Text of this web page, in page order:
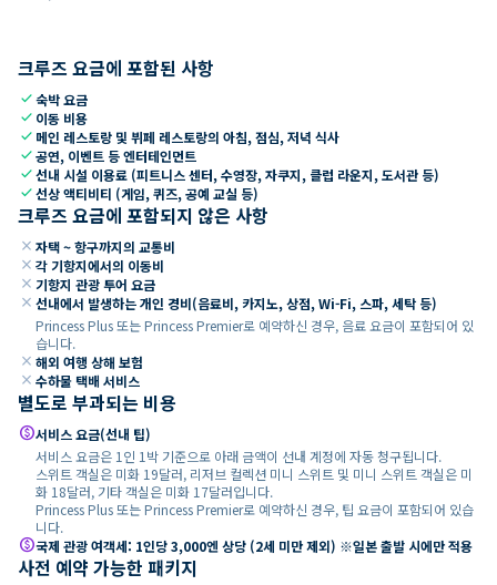
크루즈 요금에 포함된 사항
check숙박 요금
check 이동 비용
check 메인 레스토랑 및 뷔페 레스토랑의 아침, 점심, 저녁 식사
check공연, 이벤트 등 엔터테인먼트
check선내 시설 이용료 (피트니스 센터, 수영장, 자쿠지, 클럽 라운지, 도서관 등)
check선상 액티비티 (게임, 퀴즈, 공예 교실 등)
크루즈 요금에 포함되지 않은 사항
close 자택 ~ 항구까지의 교통비
close 각 기항지에서의 이동비
close 기항지 관광 투어 요금
close 선내에서 발생하는 개인 경비(음료비, 카지노, 상점, Wi-Fi, 스파, 세탁 등)
Princess Plus 또는 Princess Premier로 예약하신 경우, 음료 요금이 포함되어 있
습니다.
close 해외 여행 상해 보험
close 수하물 택배 서비스
별도로 부과되는 비용
paid서비스 요금(선내 팁)
서비스 요금은 1인 1박 기준으로 아래 금액이 선내 계정에 자동 청구됩니다.
스위트 객실은 미화 19달러, 리저브 컬렉션 미니 스위트 및 미니 스위트 객실은 미
화 18달러, 기타 객실은 미화 17달러입니다.
Princess Plus 또는 Princess Premier로 예약하신 경우, 팁 요금이 포함되어 있습
니다.
paid국제 관광 여객세: 1인당 3,000엔 상당 (2세 미만 제외) ※일본 출발 시에만 적용
사전 예약 가능한 패키지